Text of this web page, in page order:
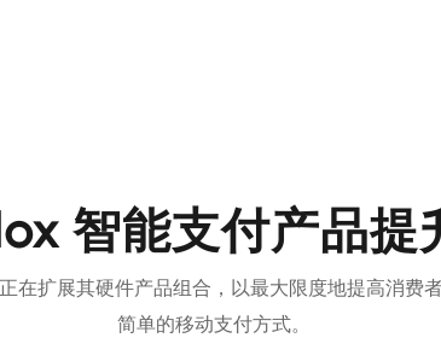
智能支付产品提
在扩展其硬件产品组合，以最大限度地提高消费
简单的移动支付方式。